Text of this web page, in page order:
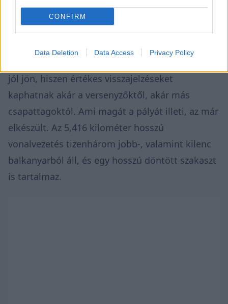
CONFIRM
Data Deletion Data Access Privacy Policy
nap viszont azt bizonyítja, hogy jól haladnak a
folyamatok.
jól jön, hiszen értékes visszajelzéseket
kaphatnak akár a versenyzőktől, akár más
csapattagoktól. Ami magát a pályát illeti, az már
elkészült. Az 5,416 kilométer hosszú
vonalvezetés tizenhárom jobb-, valamint kilenc
balkanyarból áll, és egy hosszú döntött szakaszt
is tartalmaz.